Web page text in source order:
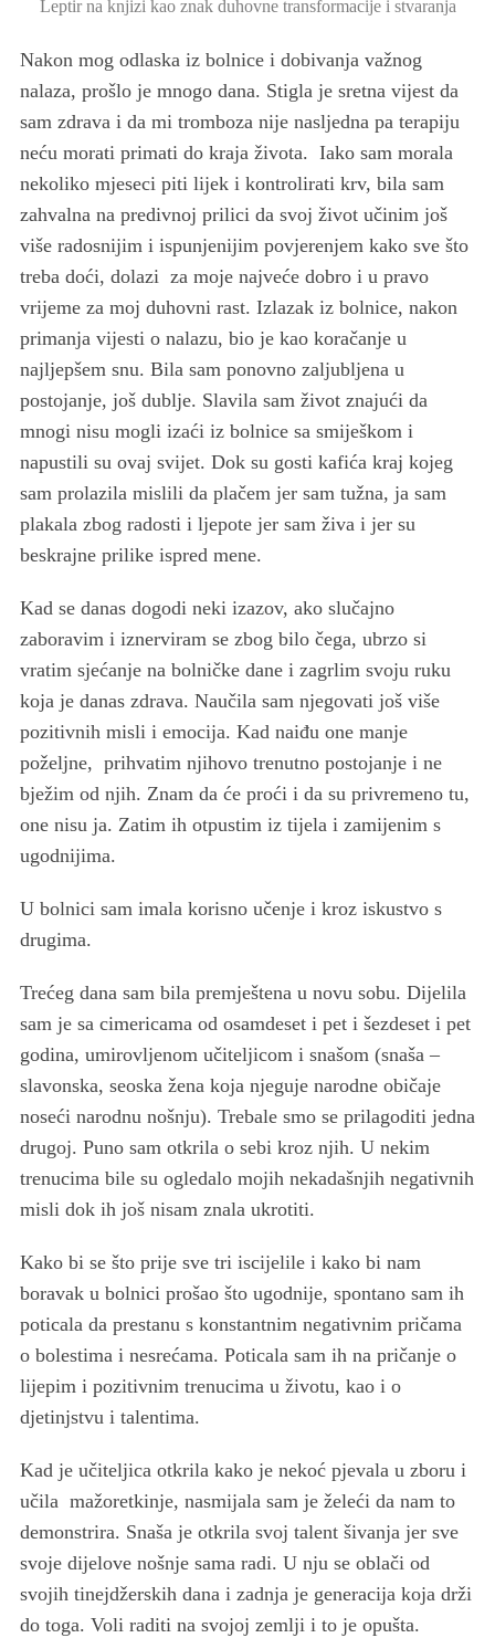
Leptir na knjizi kao znak duhovne transformacije i stvaranja
Nakon mog odlaska iz bolnice i dobivanja važnog
nalaza, prošlo je mnogo dana. Stigla je sretna vijest da
sam zdrava i da mi tromboza nije nasljedna pa terapiju
neću morati primati do kraja života. Iako sam morala
nekoliko mjeseci piti lijek i kontrolirati krv, bila sam
zahvalna na predivnoj prilici da svoj život učinim još
više radosnijim i ispunjenijim povjerenjem kako sve što
treba doći, dolazi za moje najveće dobro i u pravo
vrijeme za moj duhovni rast. Izlazak iz bolnice, nakon
primanja vijesti o nalazu, bio je kao koračanje u
najljepšem snu. Bila sam ponovno zaljubljena u
postojanje, još dublje. Slavila sam život znajući da
mnogi nisu mogli izaći iz bolnice sa smiješkom i
napustili su ovaj svijet. Dok su gosti kafića kraj kojeg
sam prolazila mislili da plačem jer sam tužna, ja sam
plakala zbog radosti i ljepote jer sam živa i jer su
beskrajne prilike ispred mene.
Kad se danas dogodi neki izazov, ako slučajno
zaboravim i iznerviram se zbog bilo čega, ubrzo si
vratim sjećanje na bolničke dane i zagrlim svoju ruku
koja je danas zdrava. Naučila sam njegovati još više
pozitivnih misli i emocija. Kad naiđu one manje
poželjne, prihvatim njihovo trenutno postojanje i ne
bježim od njih. Znam da će proći i da su privremeno tu,
one nisu ja. Zatim ih otpustim iz tijela i zamijenim s
ugodnijima.
U bolnici sam imala korisno učenje i kroz iskustvo s
drugima.
Trećeg dana sam bila premještena u novu sobu. Dijelila
sam je sa cimericama od osamdeset i pet i šezdeset i pet
godina, umirovljenom učiteljicom i snašom (snaša –
slavonska, seoska žena koja njeguje narodne običaje
noseći narodnu nošnju). Trebale smo se prilagoditi jedna
drugoj. Puno sam otkrila o sebi kroz njih. U nekim
trenucima bile su ogledalo mojih nekadašnjih negativnih
misli dok ih još nisam znala ukrotiti.
Kako bi se što prije sve tri iscijelile i kako bi nam
boravak u bolnici prošao što ugodnije, spontano sam ih
poticala da prestanu s konstantnim negativnim pričama
o bolestima i nesrećama. Poticala sam ih na pričanje o
lijepim i pozitivnim trenucima u životu, kao i o
djetinjstvu i talentima.
Kad je učiteljica otkrila kako je nekoć pjevala u zboru i
učila mažoretkinje, nasmijala sam je želeći da nam to
demonstrira. Snaša je otkrila svoj talent šivanja jer sve
svoje dijelove nošnje sama radi. U nju se oblači od
svojih tinejdžerskih dana i zadnja je generacija koja drži
do toga. Voli raditi na svojoj zemlji i to je opušta.